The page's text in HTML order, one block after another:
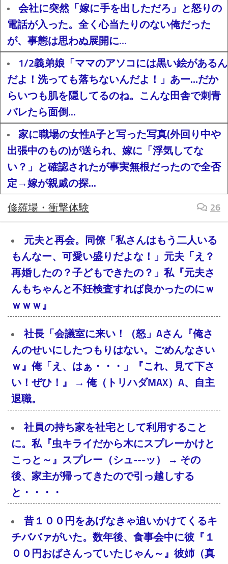
会社に突然「嫁に手を出しただろ」と怒りの
電話が入った。全く心当たりのない俺だった
が、事態は思わぬ展開に…
1/2義弟娘「ママのアソコには黒い絵があるん
だよ！洗っても落ちないんだよ！」あー…だか
らいつも肌を隠してるのね。こんな田舎で刺青
バレたら面倒...
家に職場の女性A子と写った写真(外回り中や
出張中のもの)が送られ、嫁に「浮気してな
い？」と確認されたが事実無根だったので全否
定→嫁が親戚の探...
修羅場・衝撃体験
26
元夫と再会。同僚「私さんはもう二人いる
もんなー、可愛い盛りだよな！」元夫「え？
再婚したの？子どもできたの？」私『元夫さ
んもちゃんと不妊検査すれば良かったのにｗ
ｗｗｗ』
社長「会議室に来い！（怒」Aさん『俺さ
んのせいにしたつもりはない。ごめんなさい
ｗ』俺「え、はぁ・・・」『これ、見て下さ
い！ぜひ！』 → 俺（トリハダMAX）A、自主
退職。
社員の持ち家を社宅として利用すること
に。私『虫キライだから木にスプレーかけと
こっと～』スプレー（シュ---ッ） → その
後、家主が帰ってきたので引っ越しする
と・・・・
昔１００円をあげなきゃ追いかけてくるキ
チババァがいた。数年後、食事会中に彼『１
００円おばさんっていたじゃん～』彼姉（真